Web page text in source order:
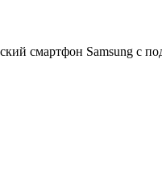
смартфон Samsung с